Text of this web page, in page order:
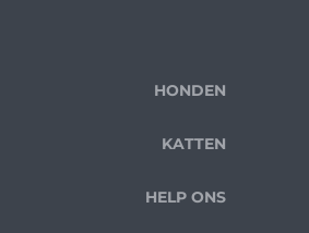
HONDEN
KATTEN
HELP ONS